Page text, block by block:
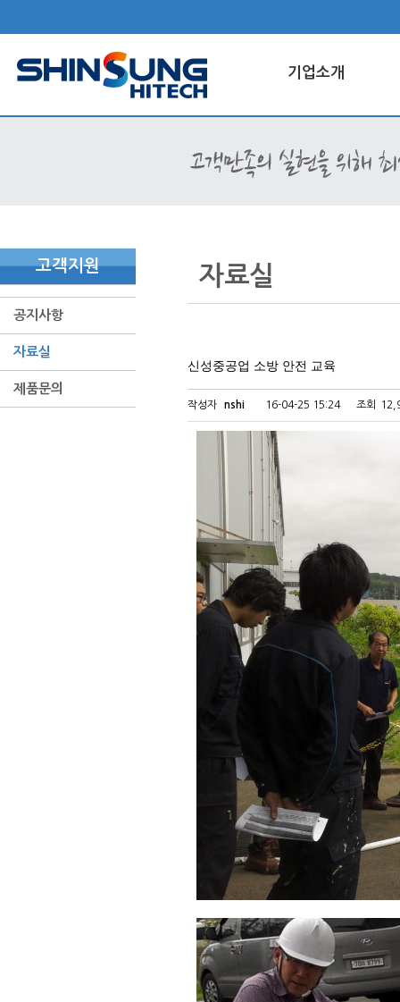
기업소개
고객지원
공지사항
자료실
제품문의
자료실
신성중공업 소방 안전 교육
작성자 nshi 16-04-25 15:24 조회